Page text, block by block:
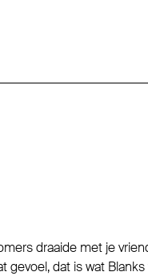
draaide met je
gevoel, dat is wat